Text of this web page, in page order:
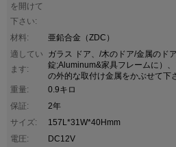
を開けて
下さい:
材料:
亜鉛合金（ZDC）
適してい
ます:
ガラス ドア、/木のドア/金属のド
錠;Aluminum&家具フレームに）
の外的な取付け金属をかぶせて下
重量:
0.9キロ
保証:
2年
サイズ:
157L*31W*40Hmm
電圧:
DC12V